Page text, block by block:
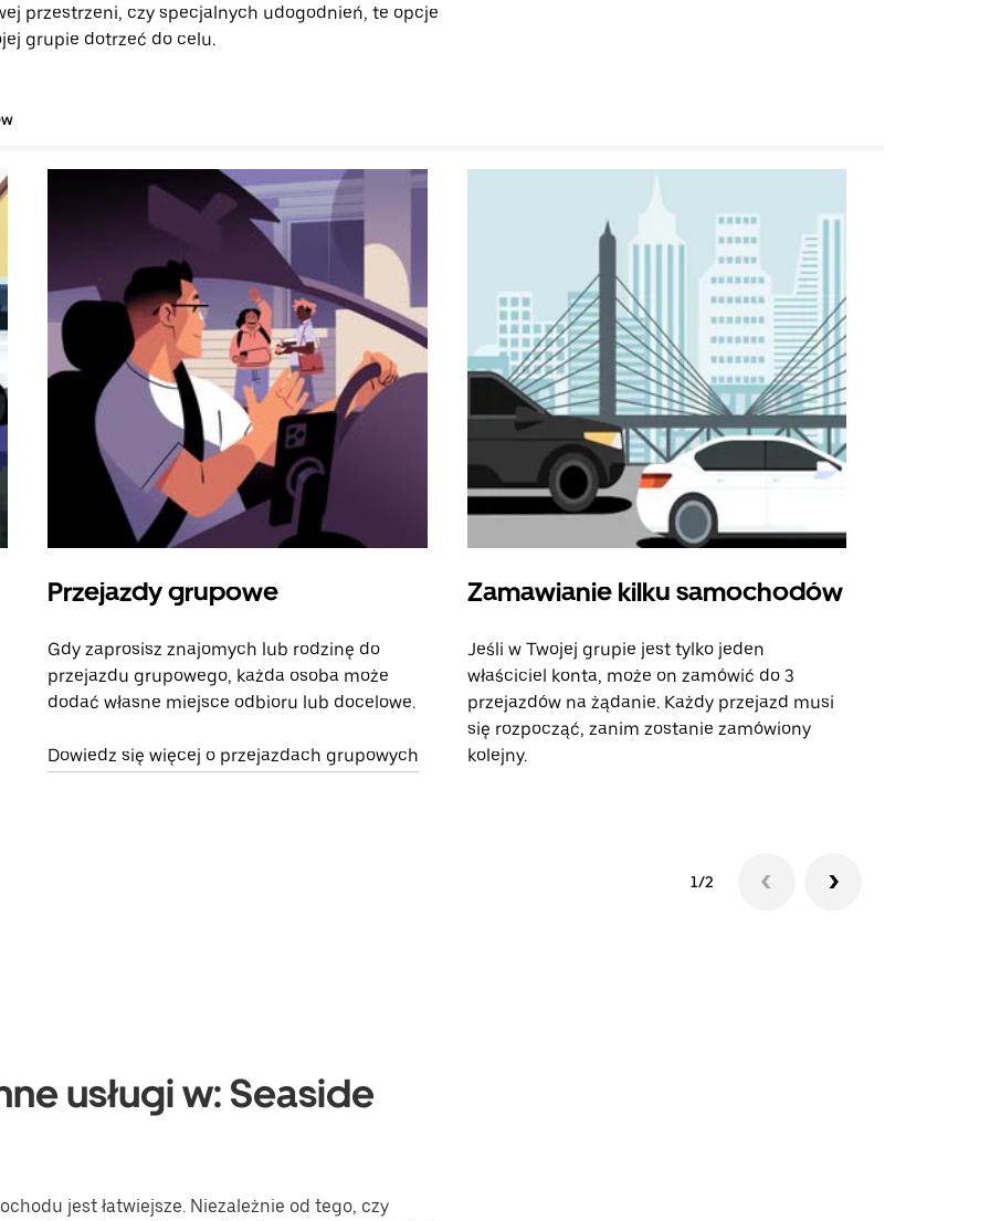
przestrzeni, czy specjalnych udogodnień, te opcje
grupie dotrzeć do celu.
Przejazdy grupowe
Gdy zaprosisz znajomych lub rodzinę do
przejazdu grupowego, każda osoba może
dodać własne miejsce odbioru lub docelowe.
Dowiedz się więcej o przejazdach grupowych
Zamawianie kilku samochodów
Jeśli w Twojej grupie jest tylko jeden
właściciel konta, może on zamówić do 3
przejazdów na żądanie. Każdy przejazd musi
się rozpocząć, zanim zostanie zamówiony
kolejny.
1/2
usługi w: Seaside
jest łatwiejsze. Niezależnie od tego, czy